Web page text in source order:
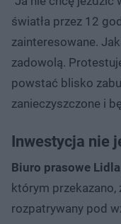
światła przez 12
zainteresowane.
zadowolą.
powstać blisko
zanieczyszczone i
Inwestycja nie
Biuro prasowe Lidla
którym przekazano,
rozpatrywany pod